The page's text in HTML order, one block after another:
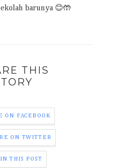
barunya 😊🤲
THIS
ON FACEBOOK
ON TWITTER
THIS POST